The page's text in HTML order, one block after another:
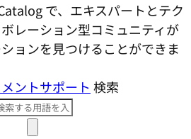
で、エキスパートとテク
レーション型コミ​ュニティが
ョンを見つけることができま
ントサポート 検索